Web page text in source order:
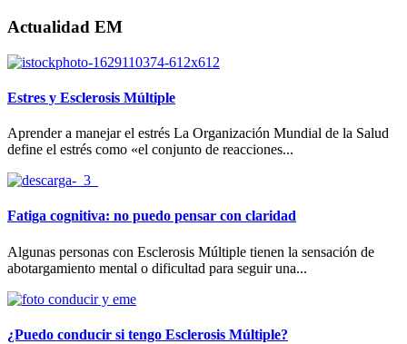
Actualidad EM
Estres y Esclerosis Múltiple
Aprender a manejar el estrés La Organización Mundial de la Salud
define el estrés como «el conjunto de reacciones...
Fatiga cognitiva: no puedo pensar con claridad
Algunas personas con Esclerosis Múltiple tienen la sensación de
abotargamiento mental o dificultad para seguir una...
¿Puedo conducir si tengo Esclerosis Múltiple?